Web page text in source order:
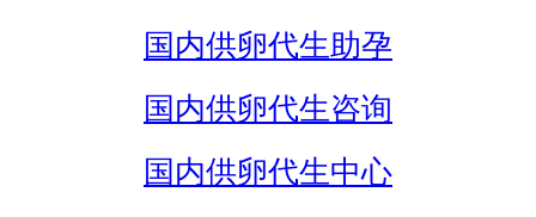
国内供卵代生助孕
国内供卵代生咨询
国内供卵代生中心